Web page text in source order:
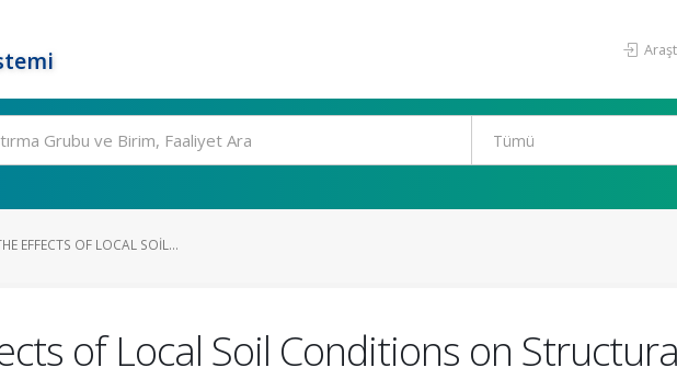
EFFECTS OF LOCAL SOIL...
of Local Soil Conditions on